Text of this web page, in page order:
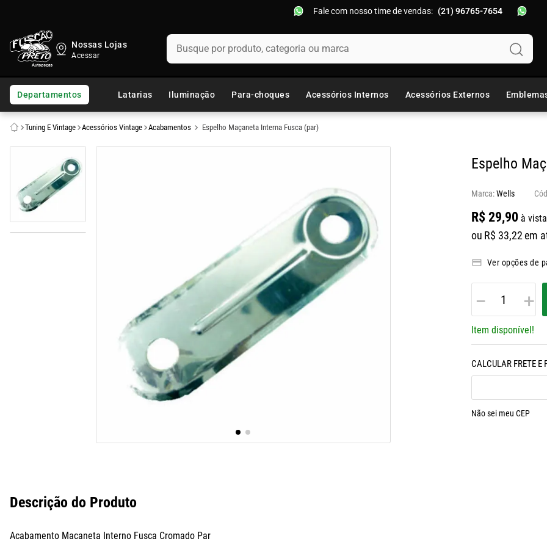
Fale com nosso time de vendas: (21) 96765-7654
Nossas Lojas Busque por produto, categoria ou marca
Departamentos Latarias Iluminação Para-choques Acessórios Internos Acessórios Externos
Tuning E Vintage Acessórios Vintage Acabamentos Espelho Maçaneta Interna Fusca (par)
Espelho
Marca: Wells
R$ 29,90à
ou R$ 33,22em
Ver opções de
＋
－
Item disponível!
Não sei meu CEP
Descrição do Produto
Acabamento Macaneta Interno Fusca Cromado Par
TERMOS MAIS BUSCADOS
1º
fusca
2º
capo
paralama